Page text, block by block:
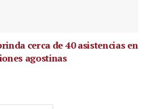
cerca de 40 asistencias en
agostinas